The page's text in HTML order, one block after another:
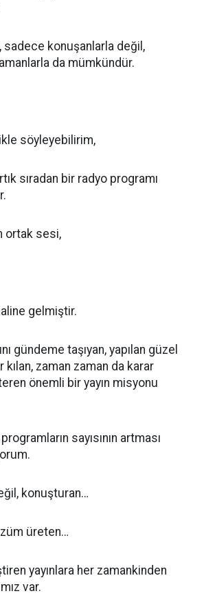
sadece konuşanlarla değil,
da mümkündür.
söyleyebilirim,
sıradan bir radyo programı
ortak sesi,
gelmiştir.
gündeme taşıyan, yapılan güzel
zaman zaman da karar
önemli bir yayın misyonu
sayısının artması
konuşturan…
üreten…
yayınlara her zamankinden
var.